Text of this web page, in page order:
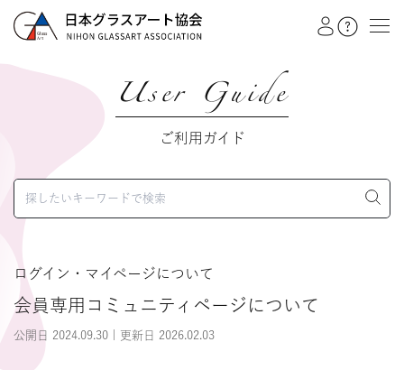
イベント
作品展
会員注文フォーム
カテゴリー
日本グラスアート協会
グラスアート
User Guide
ご利用ガイド
ログイン・マイページについて
会員専用コミュニティページについて
公開日 2024.09.30 | 更新日 2026.02.03